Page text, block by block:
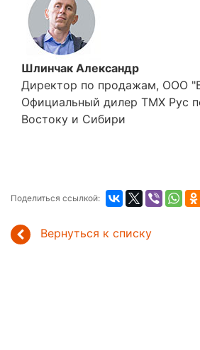
Шлинчак Александр
Директор по продажам, ООО
Официальный дилер ТМХ Рус
Востоку и Сибири
Поделиться ссылкой:
Вернуться к списку